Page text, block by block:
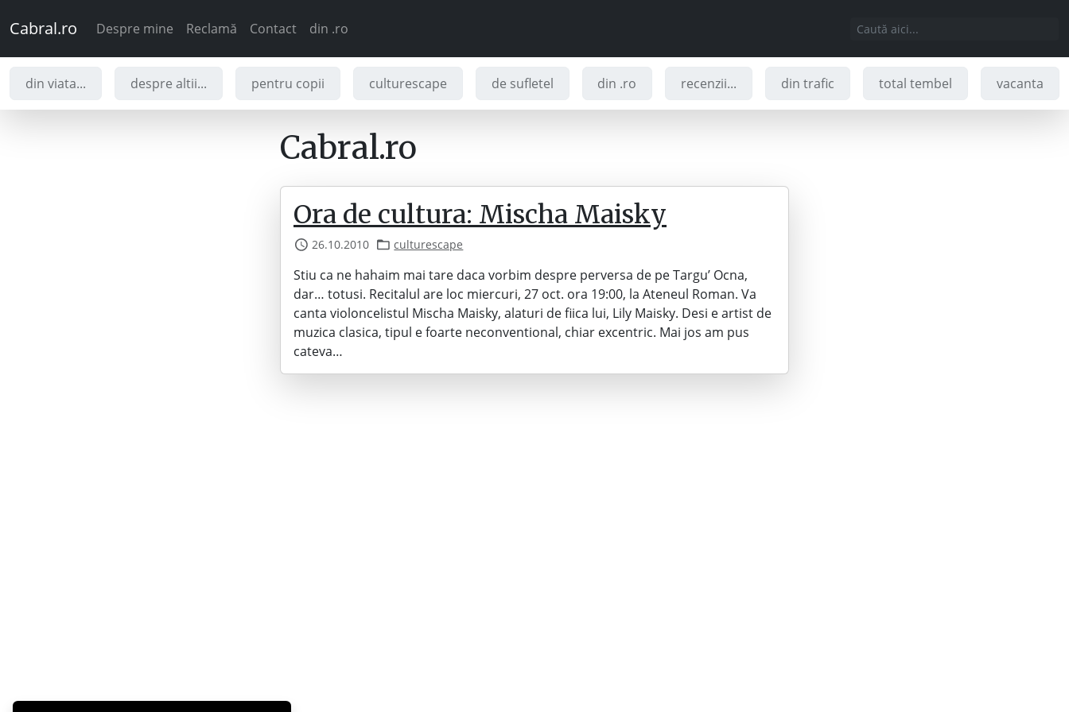
Cabral.ro Despre mine Reclamă Contact din .ro
din viata... despre altii... pentru copii culturescape de sufletel din .ro recenzii... din trafic total tembel vacanta
Cabral.ro
Ora de cultura: Mischa Maisky
26.10.2010 culturescape
Stiu ca ne hahaim mai tare daca vorbim despre perversa de pe Targu’ Ocna,
dar… totusi. Recitalul are loc miercuri, 27 oct. ora 19:00, la Ateneul Roman. Va
canta violoncelistul Mischa Maisky, alaturi de fiica lui, Lily Maisky. Desi e artist de
muzica clasica, tipul e foarte neconventional, chiar excentric. Mai jos am pus
cateva…